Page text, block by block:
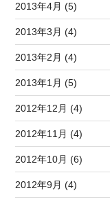
2013年4月 (5)
2013年3月 (4)
2013年2月 (4)
2013年1月 (5)
2012年12月 (4)
2012年11月 (4)
2012年10月 (6)
2012年9月 (4)